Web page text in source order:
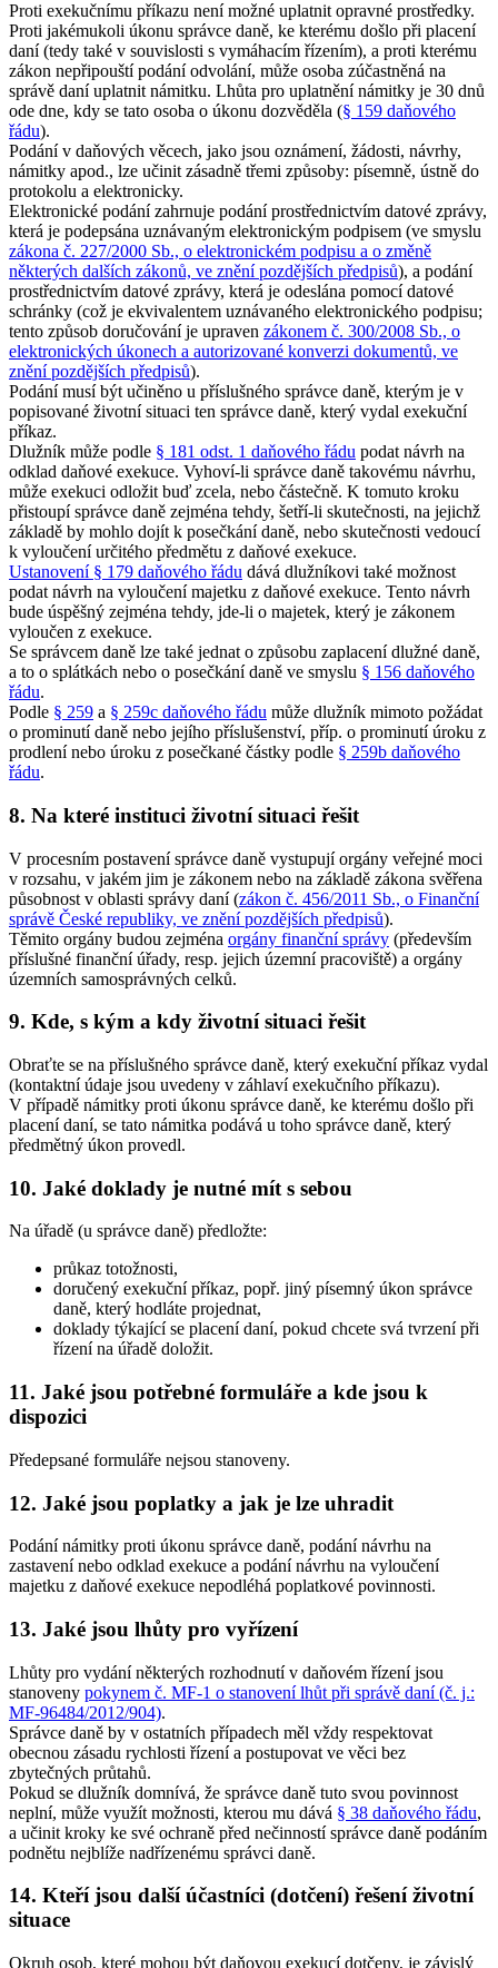
Proti exekučnímu příkazu není možné uplatnit opravné prostředky.
Proti jakémukoli úkonu správce daně, ke kterému došlo při placení
daní (tedy také v souvislosti s vymáhacím řízením), a proti kterému
zákon nepřipouští podání odvolání, může osoba zúčastněná na
správě daní uplatnit námitku. Lhůta pro uplatnění námitky je 30 dnů
ode dne, kdy se tato osoba o úkonu dozvěděla (§ 159 daňového
řádu).
Podání v daňových věcech, jako jsou oznámení, žádosti, návrhy,
námitky apod., lze učinit zásadně třemi způsoby: písemně, ústně do
protokolu a elektronicky.
Elektronické podání zahrnuje podání prostřednictvím datové zprávy,
která je podepsána uznávaným elektronickým podpisem (ve smyslu
zákona č. 227/2000 Sb., o elektronickém podpisu a o změně
některých dalších zákonů, ve znění pozdějších předpisů), a podání
prostřednictvím datové zprávy, která je odeslána pomocí datové
schránky (což je ekvivalentem uznávaného elektronického podpisu;
tento způsob doručování je upraven zákonem č. 300/2008 Sb., o
elektronických úkonech a autorizované konverzi dokumentů, ve
znění pozdějších předpisů).
Podání musí být učiněno u příslušného správce daně, kterým je v
popisované životní situaci ten správce daně, který vydal exekuční
příkaz.
Dlužník může podle § 181 odst. 1 daňového řádu podat návrh na
odklad daňové exekuce. Vyhoví-li správce daně takovému návrhu,
může exekuci odložit buď zcela, nebo částečně. K tomuto kroku
přistoupí správce daně zejména tehdy, šetří-li skutečnosti, na jejichž
základě by mohlo dojít k posečkání daně, nebo skutečnosti vedoucí
k vyloučení určitého předmětu z daňové exekuce.
Ustanovení § 179 daňového řádu dává dlužníkovi také možnost
podat návrh na vyloučení majetku z daňové exekuce. Tento návrh
bude úspěšný zejména tehdy, jde-li o majetek, který je zákonem
vyloučen z exekuce.
Se správcem daně lze také jednat o způsobu zaplacení dlužné daně,
a to o splátkách nebo o posečkání daně ve smyslu § 156 daňového
řádu.
Podle § 259 a § 259c daňového řádu může dlužník mimoto požádat
o prominutí daně nebo jejího příslušenství, příp. o prominutí úroku z
prodlení nebo úroku z posečkané částky podle § 259b daňového
řádu.
8. Na které instituci životní situaci řešit
V procesním postavení správce daně vystupují orgány veřejné moci
v rozsahu, v jakém jim je zákonem nebo na základě zákona svěřena
působnost v oblasti správy daní (zákon č. 456/2011 Sb., o Finanční
správě České republiky, ve znění pozdějších předpisů).
Těmito orgány budou zejména orgány finanční správy (především
příslušné finanční úřady, resp. jejich územní pracoviště) a orgány
územních samosprávných celků.
9. Kde, s kým a kdy životní situaci řešit
Obraťte se na příslušného správce daně, který exekuční příkaz vydal
(kontaktní údaje jsou uvedeny v záhlaví exekučního příkazu).
V případě námitky proti úkonu správce daně, ke kterému došlo při
placení daní, se tato námitka podává u toho správce daně, který
předmětný úkon provedl.
10. Jaké doklady je nutné mít s sebou
Na úřadě (u správce daně) předložte:
průkaz totožnosti,
doručený exekuční příkaz, popř. jiný písemný úkon správce
daně, který hodláte projednat,
doklady týkající se placení daní, pokud chcete svá tvrzení při
řízení na úřadě doložit.
11. Jaké jsou potřebné formuláře a kde jsou k
dispozici
Předepsané formuláře nejsou stanoveny.
12. Jaké jsou poplatky a jak je lze uhradit
Podání námitky proti úkonu správce daně, podání návrhu na
zastavení nebo odklad exekuce a podání návrhu na vyloučení
majetku z daňové exekuce nepodléhá poplatkové povinnosti.
13. Jaké jsou lhůty pro vyřízení
Lhůty pro vydání některých rozhodnutí v daňovém řízení jsou
stanoveny pokynem č. MF-1 o stanovení lhůt při správě daní (č. j.:
MF-96484/2012/904).
Správce daně by v ostatních případech měl vždy respektovat
obecnou zásadu rychlosti řízení a postupovat ve věci bez
zbytečných průtahů.
Pokud se dlužník domnívá, že správce daně tuto svou povinnost
neplní, může využít možnosti, kterou mu dává § 38 daňového řádu,
a učinit kroky ke své ochraně před nečinností správce daně podáním
podnětu nejblíže nadřízenému správci daně.
14. Kteří jsou další účastníci (dotčení) řešení životní
situace
Okruh osob, které mohou být daňovou exekucí dotčeny, je závislý